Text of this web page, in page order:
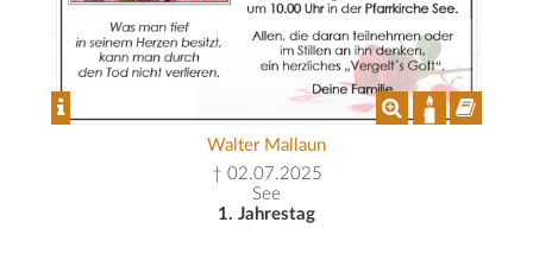
Walter Mallaun
† 02.07.2025
See
1. Jahrestag